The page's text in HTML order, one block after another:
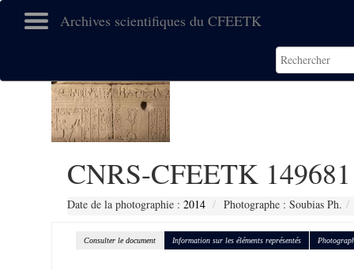
Archives scientifiques du CFEETK
CNRS-CFEETK 149681
Date de la photographie : 2014 Photographe : Soubias Ph.
Consulter le document Information sur les éléments représentés